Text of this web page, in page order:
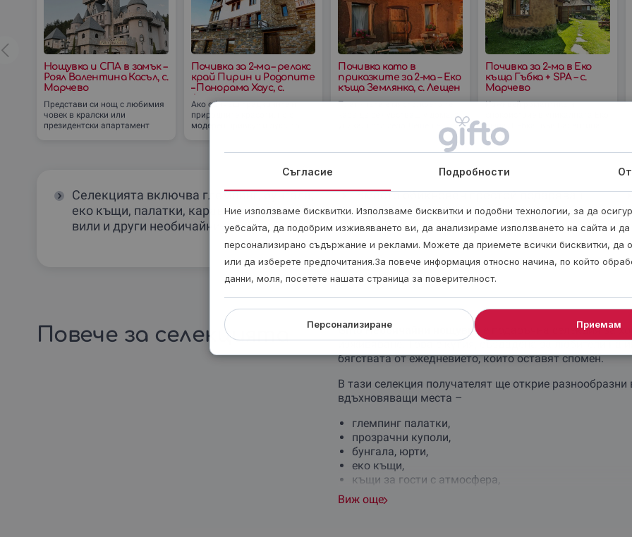
Нощувка и СПА в замък –
Роял Валентина Касъл, с.
Марчево
Представи си нощ с любимия
човек в кралски или
президентски апартамент
Почивка за 2-ма – релакс
край Пирин и Родопите
– Панорама Хаус, с.
Лещен
Ако обичаш традициите и
природните красоти, но с
модерен привкус и лукс, то
Почивка като в
приказките за 2-ма – Еко
къща Землянка, с. Лещен
Планината е място, което те
кара да се чувстваш у дома, а
сгушено между две планини -
Родопите и Пирин. От еко
Почивка за 2-ма в Еко
къща Гъбка + SPA – с.
Марчево
Изживей романтика и
къща "Гъбка" във Валентина
Касъл! Отпусни се в СПА рай с
минерални басейни и сауна, и
Селекцията включва глемпинг, бунгала,
еко къщи, палатки, каравани, кемпъри,
вили и други необичайни нощувки.
Вместо обикновен престой подаряваш
спомен, атмосфера и възможност за
откъсване от ежедневието.
Повече за селекцията Gifto Необичайни нощувки
е подаръчна селекция за
изживяване. Това е кутия, създадена за любители на
бягствата от ежедневието, които оставят спомен.
В тази селекция получателят ще открие
вдъхновяващи места –
глемпинг палатки,
прозрачни куполи,
бунгала, юрти,
еко къщи,
къщи за гости с атмосфера,
каравани, кемпъри, вили
Виж още
Съгласие Подробности
Ние използваме бисквитки. Използваме бисквитки и подобни технологии, за да
уебсайта, да подобрим изживяването ви, да анализираме използването на сайта и
персонализирано съдържание и реклами. Можете да приемете всички бисквитки, да
или да изберете предпочитания.За повече информация относно начина, по който
данни, моля, посетете нашата страница за поверителност.
Персонализиране Приемам